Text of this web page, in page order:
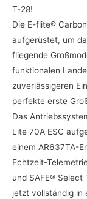
T-28!
Die E-flite®
aufgerüstet, um
fliegende
funktionalen
zuverlässigeren
perfekte erste
Das
Lite 70A ESC
einem AR637TA-
Echtzeit-
und SAFE® Select
jetzt vollständig in